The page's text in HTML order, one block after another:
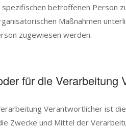
betroffenen Person
Maßnahmen
zugewiesen werden.
für die Verarbeitung
Verantwortlicher ist
Zwecke und Mittel der